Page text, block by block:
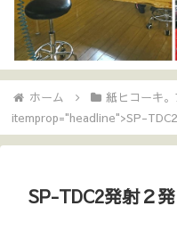
ホーム 紙ヒコーキ
itemprop="headline">SP-
SP-TDC2発射２発